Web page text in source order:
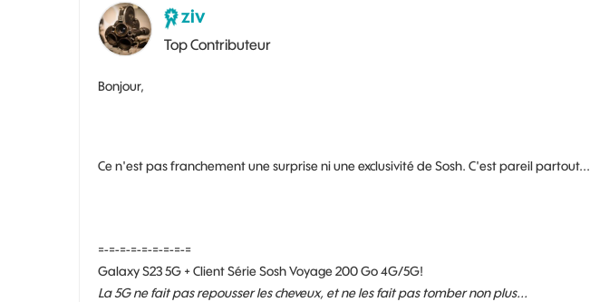
ziv
Top Contributeur
Bonjour,
Ce n'est pas franchement une surprise ni une exclusivité de Sosh. C'est pareil partout...
=-=-=-=-=-=-=-=-=
Galaxy S23 5G + Client Série Sosh Voyage 200 Go 4G/5G!
La 5G ne fait pas repousser les cheveux, et ne les fait pas tomber non plus...